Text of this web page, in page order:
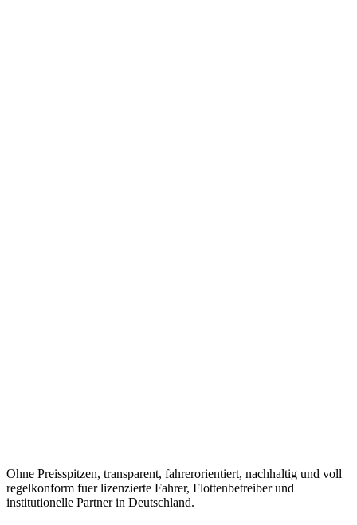
Auf die Warteliste
Ohne Preisspitzen, transparent, fahrerorientiert, nachhaltig und voll
regelkonform fuer lizenzierte Fahrer, Flottenbetreiber und
institutionelle Partner in Deutschland.